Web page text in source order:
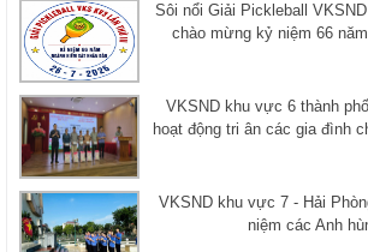
Sôi nổi Giải Pickleball
chào mừng kỷ niệm 66
VKSND khu vực 6 thành
hoạt động tri ân các gia đình
VKSND khu vực 7 - Hải
niệm các Anh